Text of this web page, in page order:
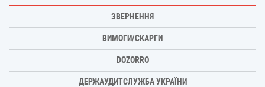
ЗВЕРНЕННЯ
ВИМОГИ/СКАРГИ
DOZORRO
ДЕРЖАУДИТСЛУЖБА УКРАЇНИ